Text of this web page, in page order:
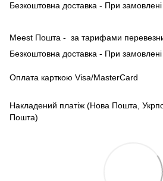
Безкоштовна доставка - При замовлені
Meest Пошта - за тарифами
Безкоштовна доставка - При замовлені
Оплата карткою Visa/MasterCard
Накладений платіж (Нова Пошта,
Пошта)